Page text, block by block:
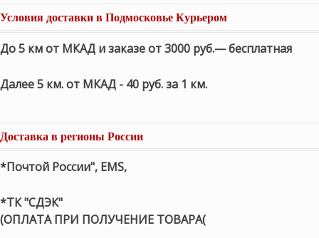
Условия доставки в Подмосковье Курьером
До 5 км от МКАД и заказе от 3000 руб.— бесплатная
Далее 5 км. от МКАД - 40 руб. за 1 км.
Доставка в регионы России
*Почтой России", EMS,
*ТК "СДЭК"
(ОПЛАТА ПРИ ПОЛУЧЕНИЕ ТОВАРА(